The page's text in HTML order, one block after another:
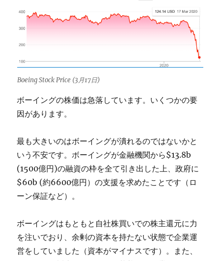
Boeing Stock Price (3月17日)
ボーイングの株価は急落しています。いくつかの要
因があります。
最も大きいのはボーイングが潰れるのではないかと
いう不安です。ボーイングが金融機関から$13.8b
(1500億円)の融資の枠を全て引き出した上、政府に
$60b (約6600億円）の支援を求めたことです（ロ
ーン保証など）。
ボーイングはもともと自社株買いでの株主還元に力
を注いでおり、余剰の資本を持たない状態で企業運
営をしていました（資本がマイナスです）。また、